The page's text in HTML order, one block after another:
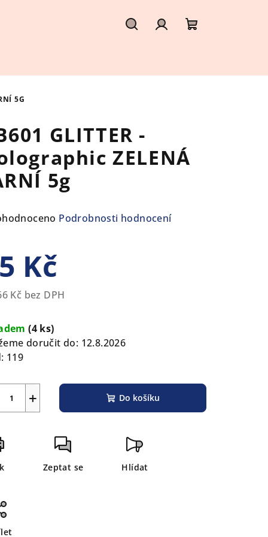
košík
5G
GLITTER -
ZELENÁ
5g
Podrobnosti hodnocení
Kč
Kč bez DPH
(4 ks)
doručit do: 12.8.2026
119
+ Do košíku
Zeptat se Hlídat